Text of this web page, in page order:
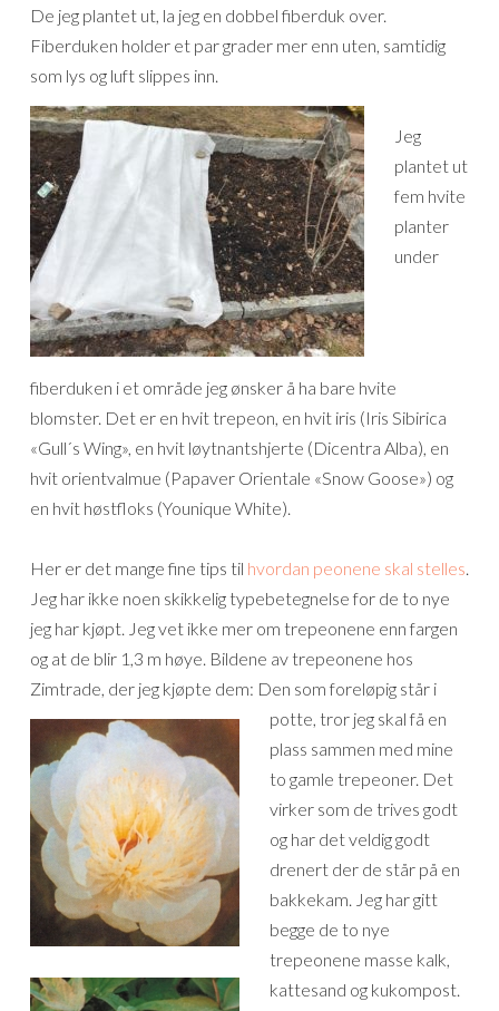
De jeg plantet ut, la jeg en dobbel fiberduk over.
Fiberduken holder et par grader mer enn uten, samtidig
som lys og luft slippes inn.
Jeg
plantet ut
fem hvite
planter
under
fiberduken i et område jeg ønsker å ha bare hvite
blomster. Det er en hvit trepeon, en hvit iris (Iris Sibirica
«Gull´s Wing», en hvit løytnantshjerte (Dicentra Alba), en
hvit orientvalmue (Papaver Orientale «Snow Goose») og
en hvit høstfloks (Younique White).
Her er det mange fine tips til hvordan peonene skal stelles.
Jeg har ikke noen skikkelig typebetegnelse for de to nye
jeg har kjøpt. Jeg vet ikke mer om trepeonene enn fargen
og at de blir 1,3 m høye. Bildene av trepeonene hos
Zimtrade, der jeg kjøpte dem: Den som foreløpig står i
potte, tror jeg skal få en
plass sammen med mine
to gamle trepeoner. Det
virker som de trives godt
og har det veldig godt
drenert der de står på en
bakkekam. Jeg har gitt
begge de to nye
trepeonene masse kalk,
kattesand og kukompost.